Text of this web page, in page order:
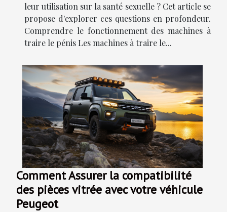
leur utilisation sur la santé sexuelle ? Cet article se
propose d'explorer ces questions en profondeur.
Comprendre le fonctionnement des machines à
traire le pénis Les machines à traire le...
Comment Assurer la compatibilité
des pièces vitrée avec votre véhicule
Peugeot